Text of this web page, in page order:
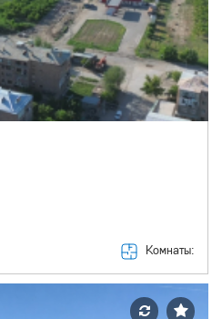
Комнаты: